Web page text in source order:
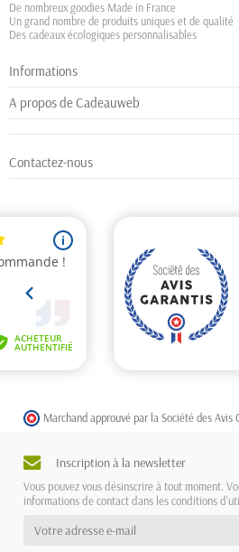
De nombreux goodies Made in France
Un grand nombre de produits uniques et de qualité
Des cadeaux écologiques personnalisables
Informations
A propos de Cadeauweb
Contactez-nous
Marchand approuvé par la Société des Avis
Inscription à la newsletter
Vous pouvez vous désinscrire à tout moment.
informations de contact dans les conditions